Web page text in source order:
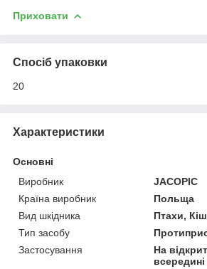
Приховати
Спосіб упаковки
20
Характеристики
Основні
Виробник
JACOPIC
Країна виробник
Польща
Вид шкідника
Птахи,
Тип засобу
Застосування
На